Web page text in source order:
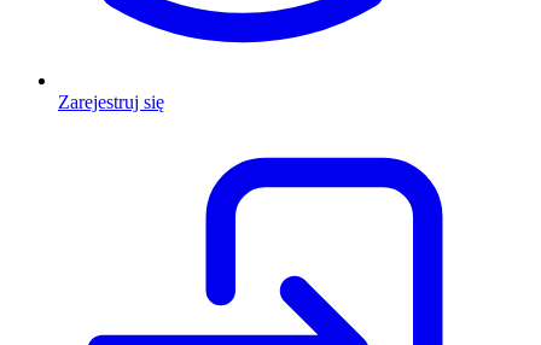
Zarejestruj się